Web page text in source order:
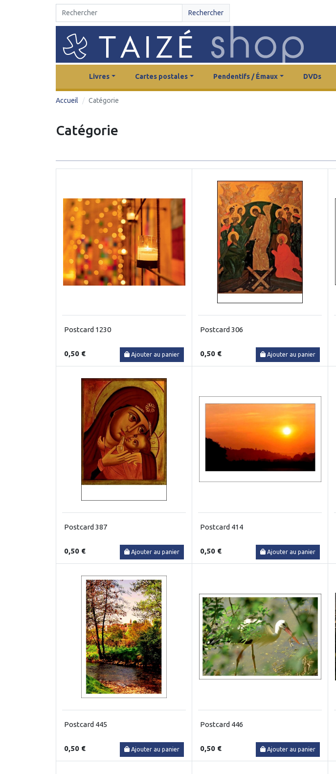
Rechercher
Livres Cartes postales Pendentifs / Émaux DVDs
Accueil Catégorie
Catégorie
Postcard 1230
0,50 € Ajouter au panier
Postcard 306
0,50 € Ajouter au panier
Postcard 387
0,50 € Ajouter au panier
Postcard 414
0,50 € Ajouter au panier
Postcard 445
0,50 € Ajouter au panier
Postcard 446
0,50 € Ajouter au panier